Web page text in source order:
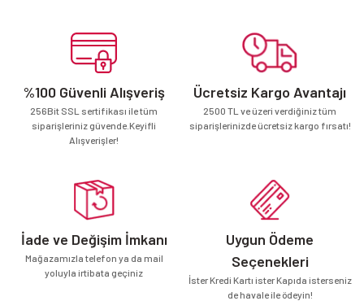
%100 Güvenli Alışveriş
256Bit SSL sertifikası ile tüm
siparişleriniz güvende.Keyifli
Alışverişler!
Ücretsiz Kargo Avantajı
2500 TL ve üzeri verdiğiniz tüm
siparişlerinizde ücretsiz kargo fırsatı!
İade ve Değişim İmkanı
Mağazamızla telefon ya da mail
yoluyla irtibata geçiniz
Uygun Ödeme
Seçenekleri
İster Kredi Kartı ister Kapıda isterseniz
de havale ile ödeyin!